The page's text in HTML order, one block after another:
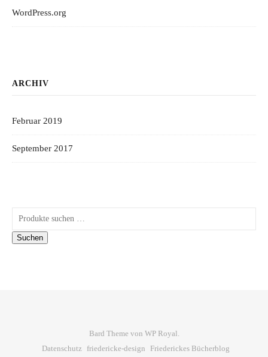
WordPress.org
ARCHIV
Februar 2019
September 2017
Suchen nach:
Suchen
Bard Theme von WP Royal.
Datenschutz
friedericke-design Friederickes Bücherblog